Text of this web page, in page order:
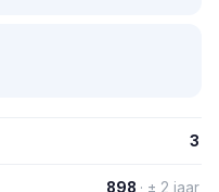
3
898 · ± 2 jaar